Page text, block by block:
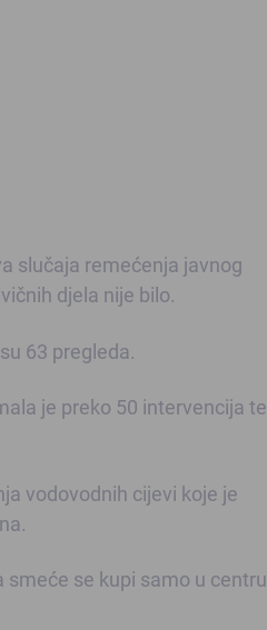
slučaja remećenja javnog
djela nije bilo.
63 pregleda.
je preko 50 intervencija te
vodovodnih cijevi koje je
smeće se kupi samo u centru